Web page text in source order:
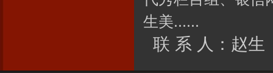
生美......
联 系 人：赵生